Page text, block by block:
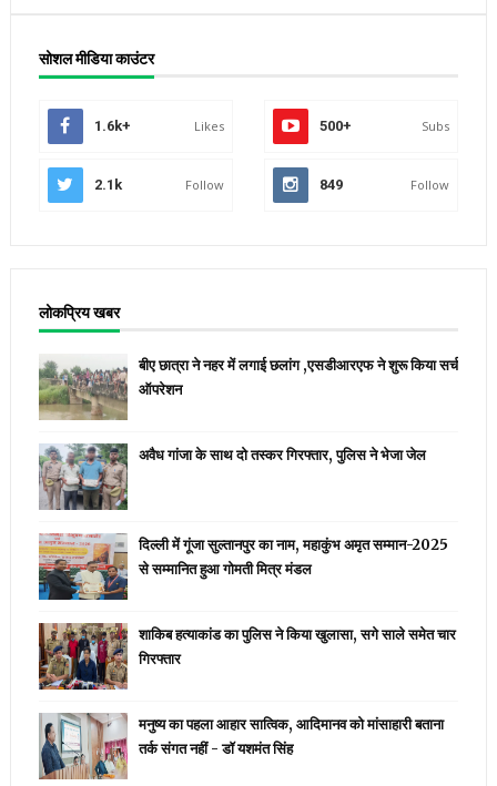
सोशल मीडिया काउंटर
1.6k+ Likes 500+ Subs
2.1k Follow 849 Follow
लोकप्रिय खबर
बीए छात्रा ने नहर में लगाई छलांग ,एसडीआरएफ ने शुरू किया सर्च
ऑपरेशन
अवैध गांजा के साथ दो तस्कर गिरफ्तार, पुलिस ने भेजा जेल
दिल्ली में गूंजा सुल्तानपुर का नाम, महाकुंभ अमृत सम्मान-2025
से सम्मानित हुआ गोमती मित्र मंडल
शाकिब हत्याकांड का पुलिस ने किया खुलासा, सगे साले समेत चार
गिरफ्तार
मनुष्य का पहला आहार सात्विक, आदिमानव को मांसाहारी बताना
तर्क संगत नहीं - डॉ यशमंत सिंह